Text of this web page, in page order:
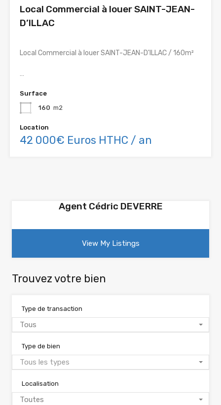
Local Commercial à louer SAINT-JEAN-
D’ILLAC
Local Commercial à louer SAINT-JEAN-D'ILLAC / 160m²
…
Surface
160 m2
Location
42 000€ Euros HTHC / an
Agent Cédric DEVERRE
View My Listings
Trouvez votre bien
Type de transaction
Tous
Type de bien
Tous les types
Localisation
Toutes